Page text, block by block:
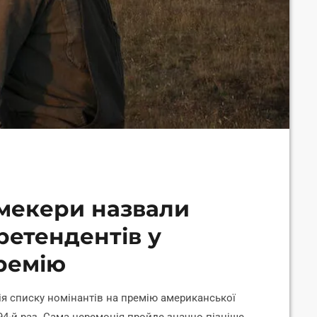
назвали
у
списку номінантів на премію американської